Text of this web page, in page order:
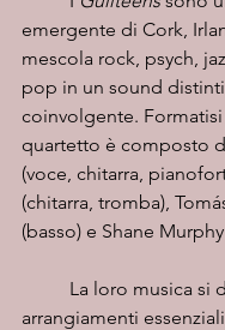
emergente di Cork,
mescola rock, psych,
pop in un sound
coinvolgente. Formatisi
quartetto è composto
(voce, chitarra,
(chitarra, tromba),
(basso) e Shane
arrangiamenti